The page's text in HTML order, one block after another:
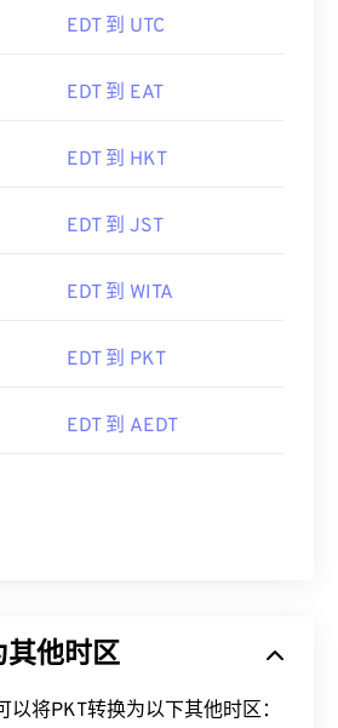
EDT 到 UTC
EDT 到 EAT
EDT 到 HKT
EDT 到 JST
EDT 到 WITA
EDT 到 PKT
EDT 到 AEDT
其他时区
以将PKT转换为以下其他时区：